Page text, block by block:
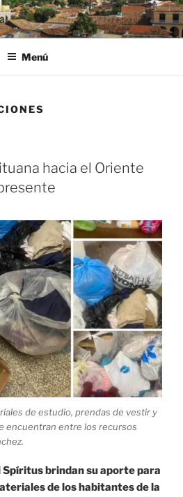
DIGITAL
Caribe
Menú
hacia el Oriente
de estudio, prendas de vestir y
encuentran entre los recursos
Spíritus brindan su aporte para
de los habitantes de la